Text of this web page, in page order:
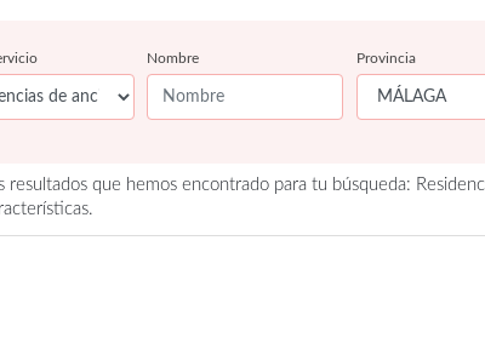
Nombre Provincia
resultados que hemos encontrado para tu búsqueda: